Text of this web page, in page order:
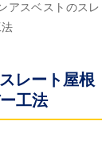
アスベストのスレ
レート屋根
工法